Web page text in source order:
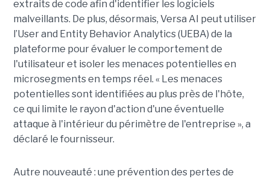
extraits de code afin d'identifier les logiciels
malveillants. De plus, désormais, Versa AI peut utiliser
l’User and Entity Behavior Analytics (UEBA) de la
plateforme pour évaluer le comportement de
l'utilisateur et isoler les menaces potentielles en
microsegments en temps réel. « Les menaces
potentielles sont identifiées au plus près de l'hôte,
ce qui limite le rayon d'action d'une éventuelle
attaque à l'intérieur du périmètre de l'entreprise », a
déclaré le fournisseur.
Autre nouveauté : une prévention des pertes de